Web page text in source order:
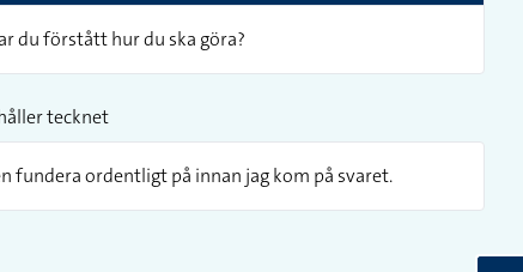
du förstått hur du ska göra?
tecknet
fundera ordentligt på innan jag kom på svaret.